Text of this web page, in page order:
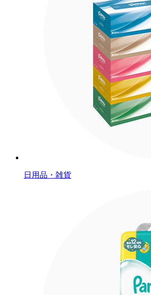
日用品・雑貨